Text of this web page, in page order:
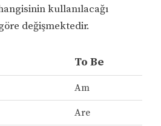
kullanılacağı
değişmektedir.
To Be
Am
Are